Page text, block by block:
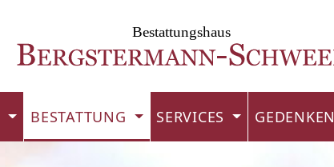
BESTATTUNG SERVICES GEDENKEN